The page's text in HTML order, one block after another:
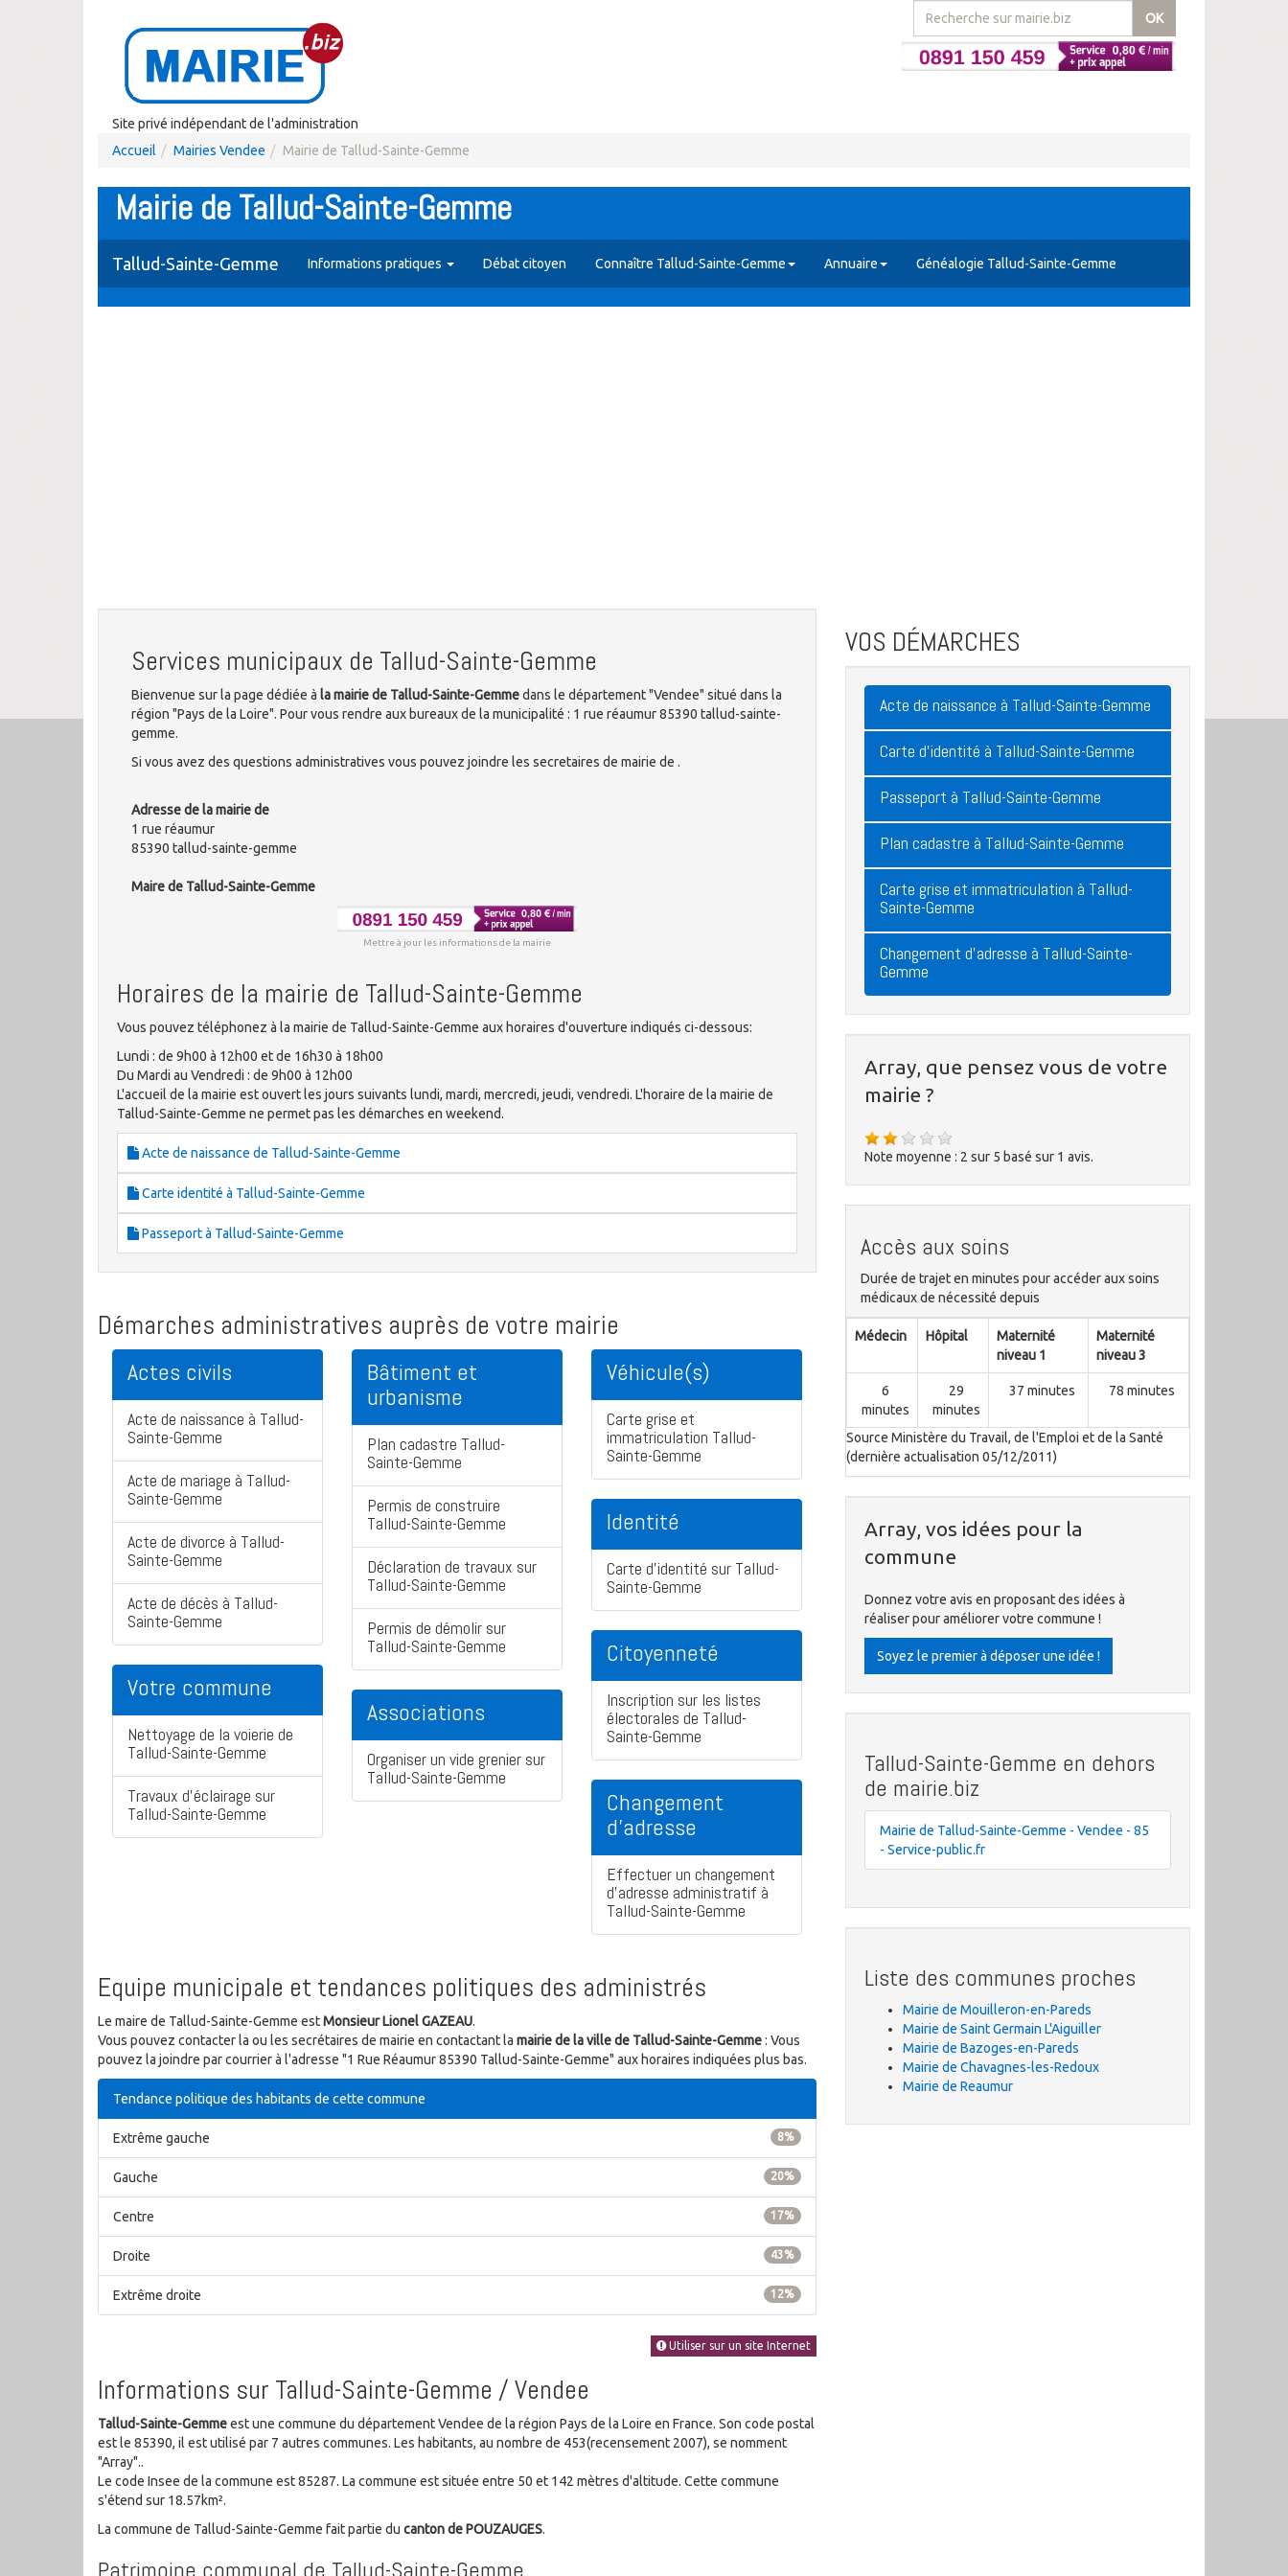
OK
Site privé indépendant de l'administration
Accueil
Mairies Vendee Mairie de Tallud-Sainte-Gemme
Mairie de Tallud-Sainte-Gemme
Tallud-Sainte-Gemme Informations pratiques Débat citoyen Connaître Tallud-Sainte-Gemme Annuaire Généalogie Tallud-Sainte-Gemme
Services municipaux de Tallud-Sainte-Gemme
Bienvenue sur la page dédiée à la mairie de Tallud-Sainte-Gemmedans le département "Vendee" situé dans la
région "Pays de la Loire". Pour vous rendre aux bureaux de la municipalité : 1 rue réaumur 85390 tallud-sainte-
gemme.
Si vous avez des questions administratives vous pouvez joindre les secretaires de mairie de .
Adresse de la mairie de
1 rue réaumur
85390 tallud-sainte-gemme
Maire de Tallud-Sainte-Gemme
Mettre à jour les informations de la mairie
Horaires de la mairie de Tallud-Sainte-Gemme
Vous pouvez téléphonez à la mairie de Tallud-Sainte-Gemme aux horaires d'ouverture indiqués ci-dessous:
Lundi : de 9h00 à 12h00 et de 16h30 à 18h00
Du Mardi au Vendredi : de 9h00 à 12h00
L'accueil de la mairie est ouvert les jours suivants lundi, mardi, mercredi, jeudi, vendredi. L'horaire de la mairie de
Tallud-Sainte-Gemme ne permet pas les démarches en weekend.
Acte de naissance de Tallud-Sainte-Gemme
Carte identité à Tallud-Sainte-Gemme
Passeport à Tallud-Sainte-Gemme
Démarches administratives auprès de votre mairie
Actes civils
Acte de naissance à Tallud-
Sainte-Gemme
Acte de mariage à Tallud-
Sainte-Gemme
Acte de divorce à Tallud-
Sainte-Gemme
Acte de décès à Tallud-
Sainte-Gemme
Votre commune
Nettoyage de la voierie de
Tallud-Sainte-Gemme
Travaux d'éclairage sur
Tallud-Sainte-Gemme
Bâtiment et
urbanisme
Plan cadastre Tallud-
Sainte-Gemme
Permis de construire
Tallud-Sainte-Gemme
Déclaration de travaux sur
Tallud-Sainte-Gemme
Permis de démolir sur
Tallud-Sainte-Gemme
Associations
Organiser un vide grenier sur
Tallud-Sainte-Gemme
Véhicule(s)
Carte grise et
immatriculation Tallud-
Sainte-Gemme
Identité
Carte d'identité sur Tallud-
Sainte-Gemme
Citoyenneté
Inscription sur les listes
électorales de Tallud-
Sainte-Gemme
Changement
d'adresse
Effectuer un changement
d'adresse administratif à
Tallud-Sainte-Gemme
Equipe municipale et tendances politiques des administrés
Le maire de Tallud-Sainte-Gemme estMonsieur Lionel GAZEAU.
Vous pouvez contacter la ou les secrétaires de mairie en contactant la mairie de la ville de Tallud-Sainte-Gemme: Vous
pouvez la joindre par courrier à l'adresse "1 Rue Réaumur 85390 Tallud-Sainte-Gemme" aux horaires indiquées plus bas.
Tendance politique des habitants de cette commune
8%
Extrême gauche
20%
Gauche
17%
Centre
43%
Droite
12%
Extrême droite
Utiliser sur un site Internet
Informations sur Tallud-Sainte-Gemme / Vendee
Tallud-Sainte-Gemmeest une commune du département Vendee de la région Pays de la Loire en France. Son code postal
est le 85390, il est utilisé par 7 autres communes. Les habitants, au nombre de 453(recensement 2007), se nomment
"Array"..
Le code Insee de la commune est 85287. La commune est située entre 50 et 142 mètres d'altitude. Cette commune
s'étend sur 18.57km².
La commune de Tallud-Sainte-Gemme fait partie du canton de POUZAUGES.
Patrimoine communal de Tallud-Sainte-Gemme
VOS DÉMARCHES
Acte de naissance à Tallud-Sainte-Gemme
Carte d'identité à Tallud-Sainte-Gemme
Passeport à Tallud-Sainte-Gemme
Plan cadastre à Tallud-Sainte-Gemme
Carte grise et immatriculation à Tallud-
Sainte-Gemme
Changement d'adresse à Tallud-Sainte-
Gemme
Array, que pensez vous de votre
mairie ?
Note moyenne : 2 sur 5 basé sur 1 avis.
Accès aux soins
Durée de trajet en minutes pour accéder aux soins
médicaux de nécessité depuis
Médecin Hôpital
Maternité
niveau 1
Maternité
niveau 3
6
minutes
29
minutes
37 minutes 78 minutes
Source Ministère du Travail, de l'Emploi et de la Santé
(dernière actualisation 05/12/2011)
Array, vos idées pour la
commune
Donnez votre avis en proposant des idées à
réaliser pour améliorer votre commune !
Soyez le premier à déposer une idée !
Tallud-Sainte-Gemme en dehors
de mairie.biz
Mairie de Tallud-Sainte-Gemme - Vendee - 85
- Service-public.fr
Liste des communes proches
Mairie de Mouilleron-en-Pareds
Mairie de Saint Germain L'Aiguiller
Mairie de Bazoges-en-Pareds
Mairie de Chavagnes-les-Redoux
Mairie de Reaumur